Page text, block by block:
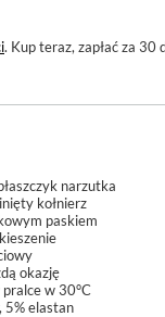
. Kup teraz, zapłać za 30
narzutka
kołnierz
paskiem
okazję
w 30°C
, 5%elastan